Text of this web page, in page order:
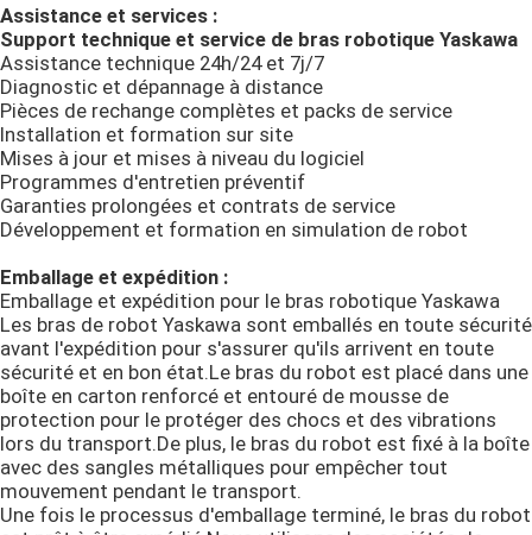
vision du robot 3D
Postes de travail robotiques
Accessoires de robot
Dispositif de couverture de robot
Pièces de robot
Positionneur de robot
Alimentation d'énergie de robot
Assistance et services :
Support technique et service de bras robotique Yaskawa
Assistance technique 24h/24 et 7j/7
Diagnostic et dépannage à distance
Pièces de rechange complètes et packs de service
Installation et formation sur site
Mises à jour et mises à niveau du logiciel
Programmes d'entretien préventif
Garanties prolongées et contrats de service
Développement et formation en simulation de robot
Emballage et expédition :
Emballage et expédition pour le bras robotique Yaskawa
Les bras de robot Yaskawa sont emballés en toute sécurité
avant l'expédition pour s'assurer qu'ils arrivent en toute
sécurité et en bon état.Le bras du robot est placé dans une
boîte en carton renforcé et entouré de mousse de
protection pour le protéger des chocs et des vibrations
lors du transport.De plus, le bras du robot est fixé à la boîte
avec des sangles métalliques pour empêcher tout
mouvement pendant le transport.
Une fois le processus d'emballage terminé, le bras du robot